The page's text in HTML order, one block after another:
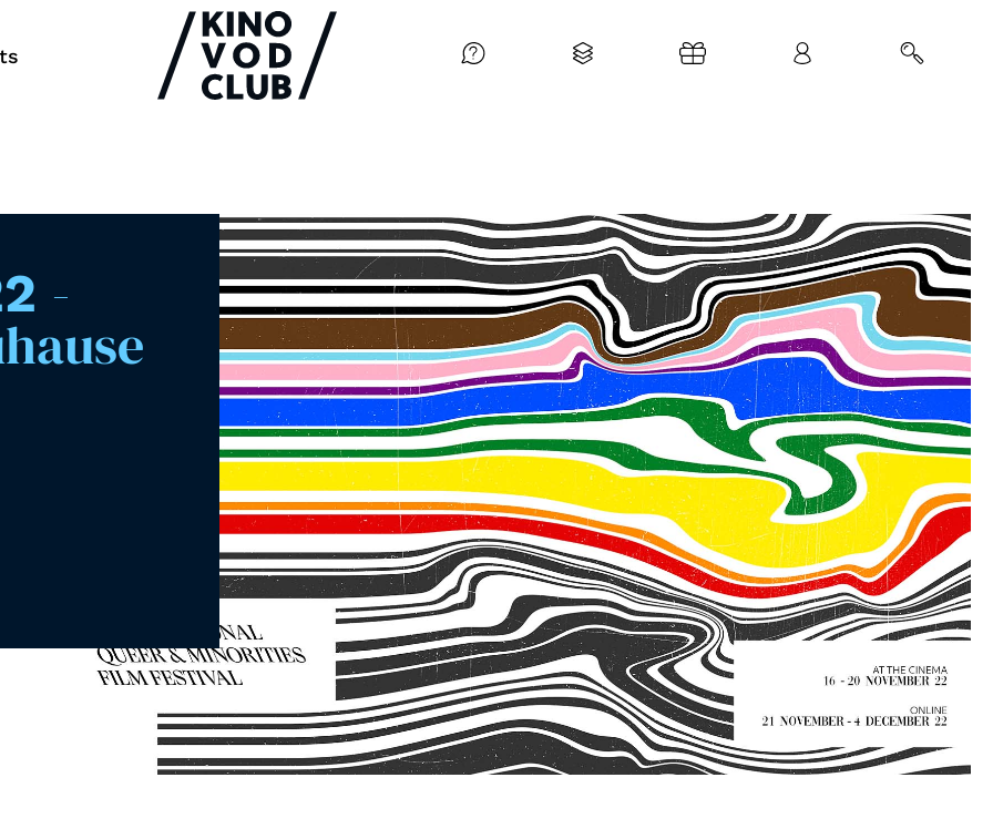
Kuratierungen
So geht’s
Filmpakete
Gutscheine
& Filmpässe
Account
Suche
-